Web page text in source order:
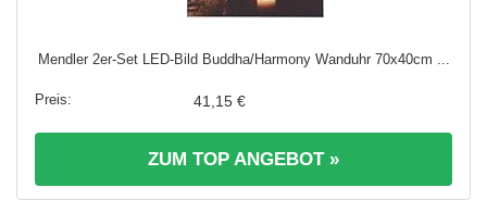
Mendler 2er-Set LED-Bild Buddha/Harmony Wanduhr 70x40cm ...
41,15 €
ZUM TOP ANGEBOT »